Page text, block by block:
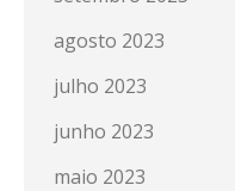
agosto 2023
julho 2023
junho 2023
maio 2023